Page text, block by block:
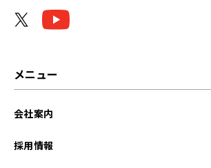
メニュー
会社案内
採用情報